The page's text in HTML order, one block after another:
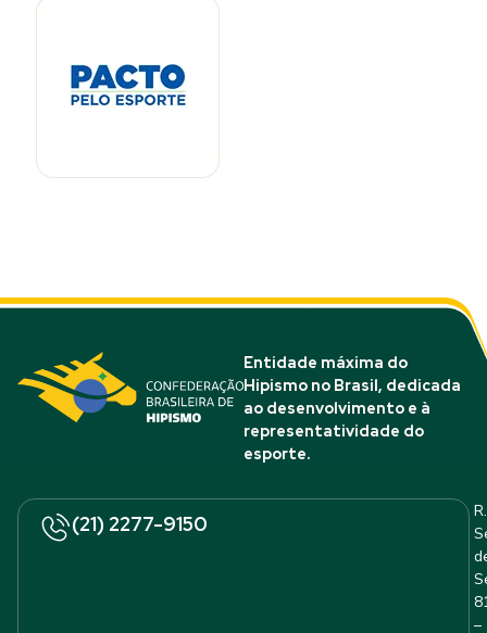
Entidade máxima do
Hipismo no Brasil, dedicada
ao desenvolvimento e à
representatividade do
esporte.
(21) 2277-9150
R.
–